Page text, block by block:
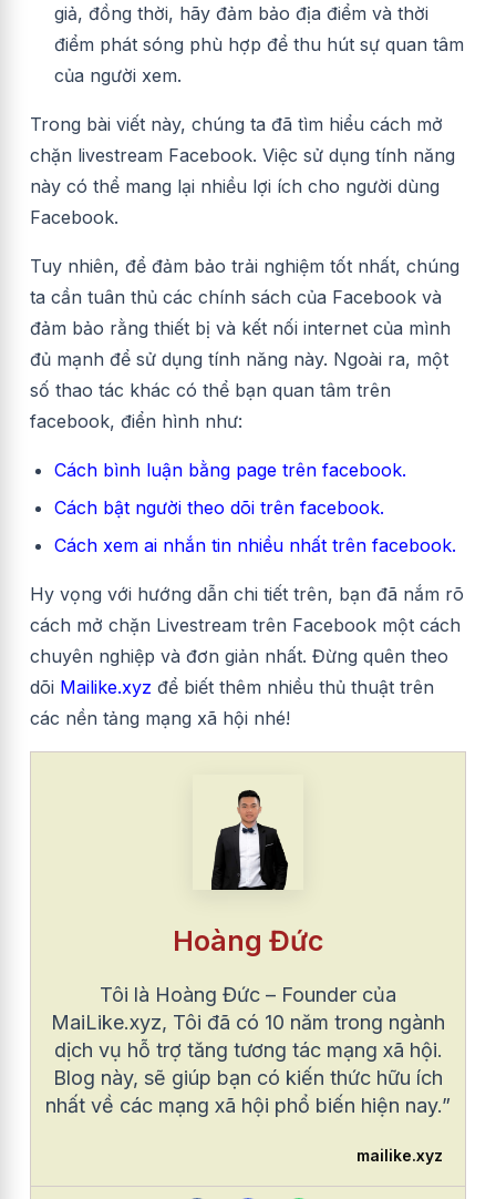
giả, đồng thời, hãy đảm bảo địa điểm và thời
điểm phát sóng phù hợp để thu hút sự quan tâm
của người xem.
Trong bài viết này, chúng ta đã tìm hiểu cách mở
chặn livestream Facebook. Việc sử dụng tính năng
này có thể mang lại nhiều lợi ích cho người dùng
Facebook.
Tuy nhiên, để đảm bảo trải nghiệm tốt nhất, chúng
ta cần tuân thủ các chính sách của Facebook và
đảm bảo rằng thiết bị và kết nối internet của mình
đủ mạnh để sử dụng tính năng này. Ngoài ra, một
số thao tác khác có thể bạn quan tâm trên
facebook, điển hình như:
Cách bình luận bằng page trên facebook.
Cách bật người theo dõi trên facebook.
Cách xem ai nhắn tin nhiều nhất trên facebook.
Hy vọng với hướng dẫn chi tiết trên, bạn đã nắm rõ
cách mở chặn Livestream trên Facebook một cách
chuyên nghiệp và đơn giản nhất. Đừng quên theo
dõi Mailike.xyz để biết thêm nhiều thủ thuật trên
các nền tảng mạng xã hội nhé!
Hoàng Đức
Tôi là Hoàng Đức – Founder của
MaiLike.xyz, Tôi đã có 10 năm trong ngành
dịch vụ hỗ trợ tăng tương tác mạng xã hội.
Blog này, sẽ giúp bạn có kiến thức hữu ích
nhất về các mạng xã hội phổ biến hiện nay.”
mailike.xyz